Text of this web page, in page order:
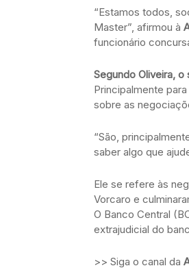
“Estamos todos,
Master”, afirmou à
funcionário
Segundo Oliveira,
Principalmente
sobre as
“São,
saber algo que
Ele se refere às
Vorcaro e
O Banco Central
extrajudicial do
>> Siga o canal da